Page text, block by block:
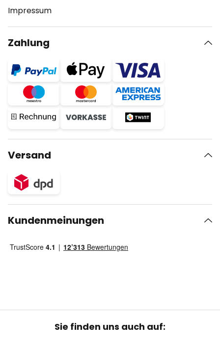
Impressum
Zahlung
Versand
Kundenmeinungen
Sie finden uns auch auf: